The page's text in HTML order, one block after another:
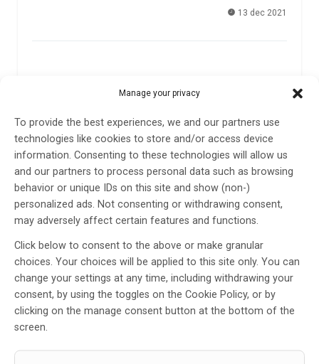
Manage your privacy
To provide the best experiences, we and our partners use
technologies like cookies to store and/or access device
information. Consenting to these technologies will allow us
and our partners to process personal data such as browsing
behavior or unique IDs on this site and show (non-)
personalized ads. Not consenting or withdrawing consent,
may adversely affect certain features and functions.
Click below to consent to the above or make granular
choices. Your choices will be applied to this site only. You can
change your settings at any time, including withdrawing your
consent, by using the toggles on the Cookie Policy, or by
clicking on the manage consent button at the bottom of the
screen.
13 dec 2021
MDS Virtual Congress, September 17–22 2021
Sedan det publika mötet i Nice år 2019 med 6.000
delegater har pandemin drivit utvecklingen mot
virtuella internetbaserade kongresser. År 2020 var hela
20.000 personer registrerade och i år skulle mötet ha
hållits i Köpenhamn, men av kända skäl blev…
9 dec 2021